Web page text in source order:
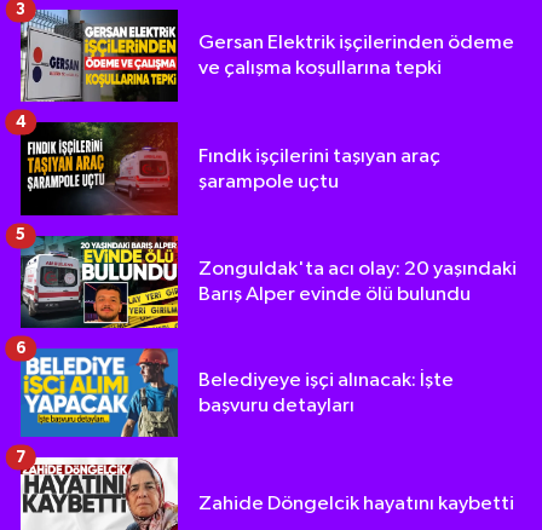
Gersan Elektrik işçilerinden ödeme
ve çalışma koşullarına tepki
3
Fındık işçilerini taşıyan araç
şarampole uçtu
4
Zonguldak'ta acı olay: 20 yaşındaki
Barış Alper evinde ölü bulundu
5
Belediyeye işçi alınacak: İşte
başvuru detayları
6
Zahide Döngelcik hayatını kaybetti
7